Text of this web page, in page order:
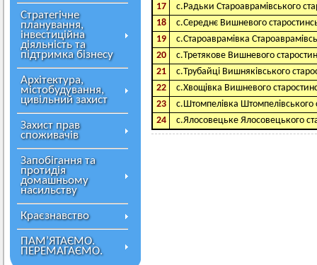
Стратегічне
планування,
інвестиційна
діяльність та
підтримка бізнесу
Архітектура,
містобудування,
цивільний захист
Захист прав
споживачів
Запобігання та
протидія
домашньому
насильству
Краєзнавство
ПАМ’ЯТАЄМО.
ПЕРЕМАГАЄМО.
17
с.Радьки Староаврамівського
18
с.Середнє Вишневого
19
с.Староаврамівка
20
с.Третякове Вишневого
21
с.Трубайці Вишняківського
22
с.Хвощівка Вишневого
23
с.Штомпелівка Штомпелівського
24
с.Ялосовецьке Ялосовецького